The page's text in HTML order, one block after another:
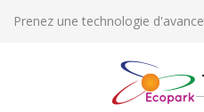
Prenez une technologie d'avance